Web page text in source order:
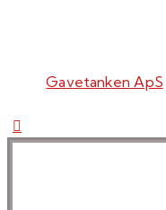
Gavetanken ApS